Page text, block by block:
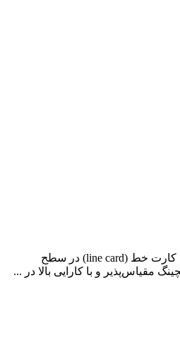
سیسکو C9400-LC-24XS یک کارت خط (line card) در سطح
مقیاس‌پذیر و با کارایی بالا در ...